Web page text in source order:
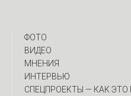
ФОТО
ВИДЕО
МНЕНИЯ
ИНТЕРВЬЮ
CПЕЦПРОЕКТЫ — КАК ЭТО